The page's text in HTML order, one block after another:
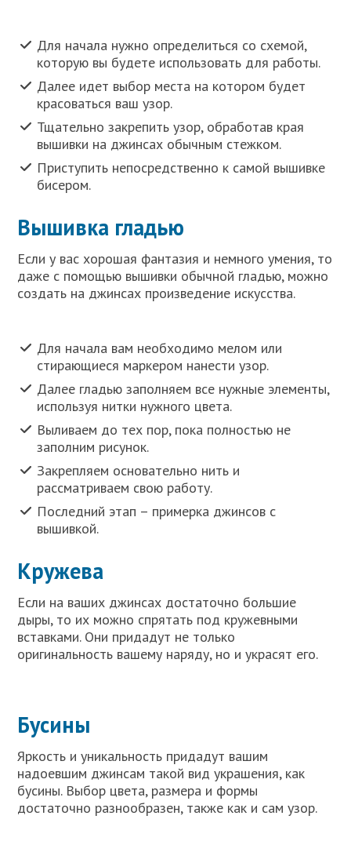
Для начала нужно определиться со схемой,
которую вы будете использовать для работы.
Далее идет выбор места на котором будет
красоваться ваш узор.
Тщательно закрепить узор, обработав края
вышивки на джинсах обычным стежком.
Приступить непосредственно к самой вышивке
бисером.
Вышивка гладью
Если у вас хорошая фантазия и немного умения, то
даже с помощью вышивки обычной гладью, можно
создать на джинсах произведение искусства.
Для начала вам необходимо мелом или
стирающиеся маркером нанести узор.
Далее гладью заполняем все нужные элементы,
используя нитки нужного цвета.
Выливаем до тех пор, пока полностью не
заполним рисунок.
Закрепляем основательно нить и
рассматриваем свою работу.
Последний этап – примерка джинсов с
вышивкой.
Кружева
Если на ваших джинсах достаточно большие
дыры, то их можно спрятать под кружевными
вставками. Они придадут не только
оригинальность вашему наряду, но и украсят его.
Бусины
Яркость и уникальность придадут вашим
надоевшим джинсам такой вид украшения, как
бусины. Выбор цвета, размера и формы
достаточно разнообразен, также как и сам узор.